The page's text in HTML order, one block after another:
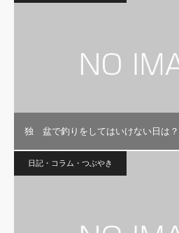
独 盆で釣りをしてはいけない日は？
日記・コラム・つぶやき